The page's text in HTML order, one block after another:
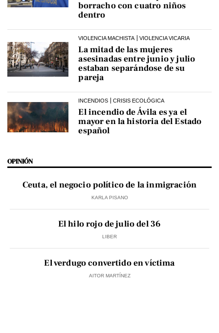
borracho con cuatro niños
dentro
VIOLENCIA MACHISTA VIOLENCIA VICARIA
La mitad de las mujeres
asesinadas entre junio y julio
estaban separándose de su
pareja
INCENDIOS CRISIS ECOLÓGICA
El incendio de Ávila es ya el
mayor en la historia del Estado
español
OPINIÓN
Ceuta, el negocio político de la inmigración
KARLA PISANO
El hilo rojo de julio del 36
LIBER
El verdugo convertido en víctima
AITOR MARTÍNEZ